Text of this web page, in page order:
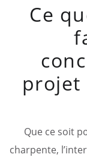
Ce
projet
Que ce soit
charpente,